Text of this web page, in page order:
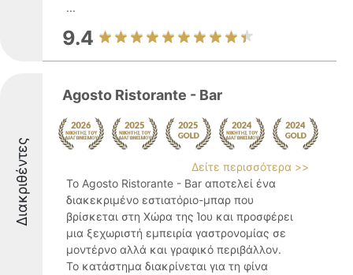
...
9.4
Διακριθέντες
Agosto Ristorante - Bar
Δείτε περισσότερα >>
Το Agosto Ristorante - Bar αποτελεί ένα
διακεκριμένο εστιατόριο-μπαρ που
βρίσκεται στη Χώρα της Ίου και προσφέρει
μια ξεχωριστή εμπειρία γαστρονομίας σε
μοντέρνο αλλά και γραφικό περιβάλλον.
Το κατάστημα διακρίνεται για τη φίνα